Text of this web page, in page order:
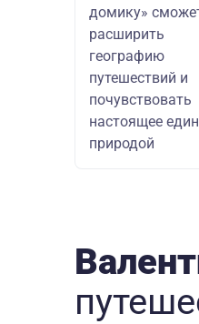
домику»
расширить
географию
путешествий и
почувствовать
настоящее
природой